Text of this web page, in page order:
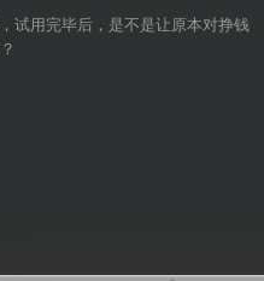
试用完毕后，是不是让原本对挣钱